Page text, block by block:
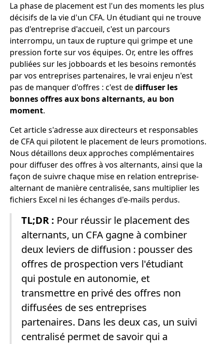
La phase de placement est l'un des moments les plus
décisifs de la vie d'un CFA. Un étudiant qui ne trouve
pas d'entreprise d'accueil, c'est un parcours
interrompu, un taux de rupture qui grimpe et une
pression forte sur vos équipes. Or, entre les offres
publiées sur les jobboards et les besoins remontés
par vos entreprises partenaires, le vrai enjeu n'est
pas de manquer d'offres : c'est dediffuser les
bonnes offres aux bons alternants, au bon
moment.
Cet article s'adresse aux directeurs et responsables
de CFA qui pilotent le placement de leurs promotions.
Nous détaillons deux approches complémentaires
pour diffuser des offres à vos alternants, ainsi que la
façon de suivre chaque mise en relation entreprise-
alternant de manière centralisée, sans multiplier les
fichiers Excel ni les échanges d'e-mails perdus.
TL;DR : Pour réussir le placement des
alternants, un CFA gagne à combiner
deux leviers de diffusion : pousser des
offres de prospection vers l'étudiant
qui postule en autonomie, et
transmettre en privé des offres non
diffusées de ses entreprises
partenaires. Dans les deux cas, un suivi
centralisé permet de savoir qui a